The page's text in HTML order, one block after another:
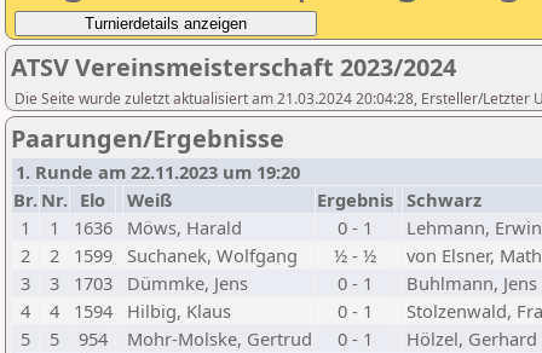
ATSV Vereinsmeisterschaft 2023/2024
Die Seite wurde zuletzt aktualisiert am 21.03.2024 20:04:28, Ersteller/Letzter
Paarungen/Ergebnisse
1. Runde am 22.11.2023 um 19:20
Br. Nr. Elo Weiß Ergebnis Schwarz
1
1 1636 Möws, Harald 0 - 1
Lehmann, Erwin
2
2 1599 Suchanek, Wolfgang ½ - ½
von Elsner,
3
3 1703 Dümmke, Jens 0 - 1
Buhlmann, Jens
4
4 1594 Hilbig, Klaus 0 - 1
Stolzenwald,
5
5 954 Mohr-Molske, Gertrud 0 - 1
Hölzel, Gerhard